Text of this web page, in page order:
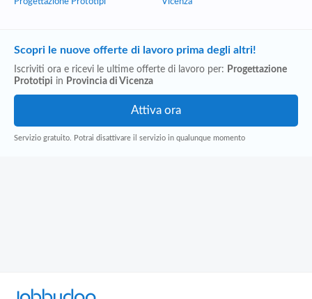
Scopri le nuove offerte di lavoro prima degli altri!
Iscriviti ora e ricevi le ultime offerte di lavoro per: Progettazione
Prototipi in Provincia di Vicenza
Servizio gratuito. Potrai disattivare il servizio in qualunque momento